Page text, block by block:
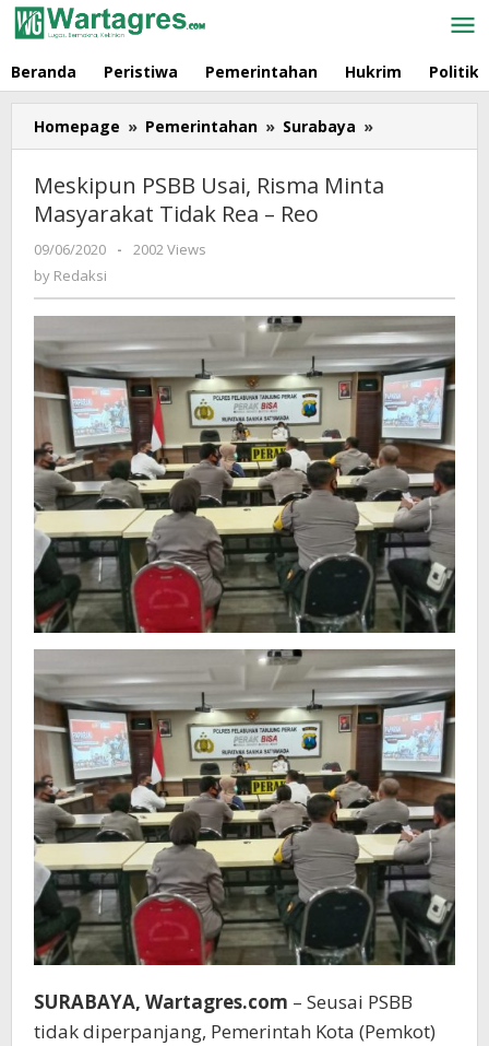
Skip
to
Beranda Peristiwa Pemerintahan Hukrim Politik
Homepage » Pemerintahan » Surabaya »
PSBB
Risma
Reo
Meskipun PSBB Usai, Risma Minta
Masyarakat Tidak Rea – Reo
09/06/2020
by
-
2002 Views
by Redaksi
SURABAYA, Wartagres.com – Seusai PSBB
tidak diperpanjang, Pemerintah Kota (Pemkot)